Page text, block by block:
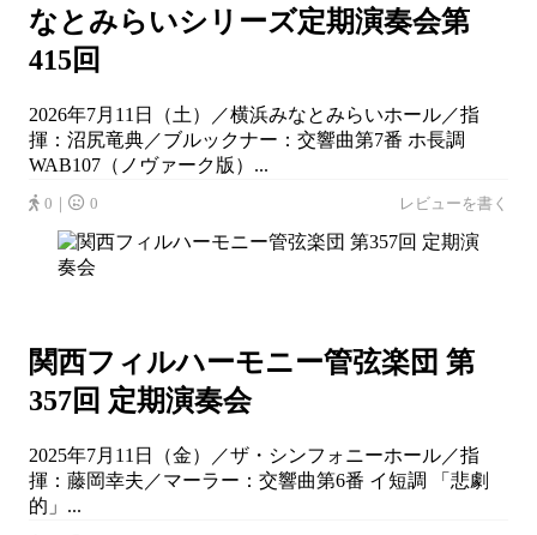
なとみらいシリーズ定期演奏会第
415回
2026年7月11日（土）／横浜みなとみらいホール／指
揮：沼尻竜典／ブルックナー：交響曲第7番 ホ長調
WAB107（ノヴァーク版）...
0｜ 0 レビューを書く
関西フィルハーモニー管弦楽団 第
357回 定期演奏会
2025年7月11日（金）／ザ・シンフォニーホール／指
揮：藤岡幸夫／マーラー：交響曲第6番 イ短調 「悲劇
的」...